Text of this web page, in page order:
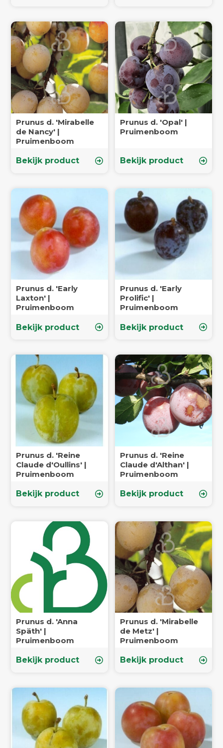
Prunus d. 'Mirabelle
de Nancy' |
Pruimenboom
Bekijk product
Prunus d. 'Opal' |
Pruimenboom
Bekijk product
Prunus d. 'Early
Laxton' |
Pruimenboom
Bekijk product
Prunus d. 'Early
Prolific' |
Pruimenboom
Bekijk product
Prunus d. 'Reine
Claude d'Oullins' |
Pruimenboom
Bekijk product
Prunus d. 'Reine
Claude d'Althan' |
Pruimenboom
Bekijk product
Prunus d. 'Anna
Späth' |
Pruimenboom
Bekijk product
Prunus d. 'Mirabelle
de Metz' |
Pruimenboom
Bekijk product